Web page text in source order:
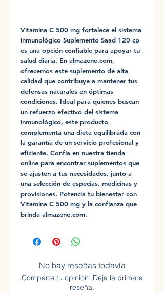
Vitamina C 500 mg fortalece el sistema
inmunológico Suplemento Saad 120 cp
es una opción confiable para apoyar tu
salud diaria. En almazene.com,
ofrecemos este suplemento de alta
calidad que contribuye a mantener tus
defensas naturales en óptimas
condiciones. Ideal para quienes buscan
un refuerzo efectivo del sistema
inmunológico, este producto
complementa una dieta equilibrada con
la garantía de un servicio profesional y
eficiente. Confía en nuestra tienda
online para encontrar suplementos que
se ajusten a tus necesidades, junto a
una selección de especias, medicinas y
provisiones. Potencia tu bienestar con
Vitamina C 500 mg y la confianza que
brinda almazene.com.
No hay reseñas todavía
Comparte tu opinión. Deja la primera
reseña.